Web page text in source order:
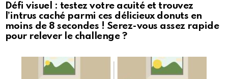
Défi visuel : testez votre acuité et trouvez
l’intrus caché parmi ces délicieux donuts en
moins de 8 secondes ! Serez-vous assez rapide
pour relever le challenge ?